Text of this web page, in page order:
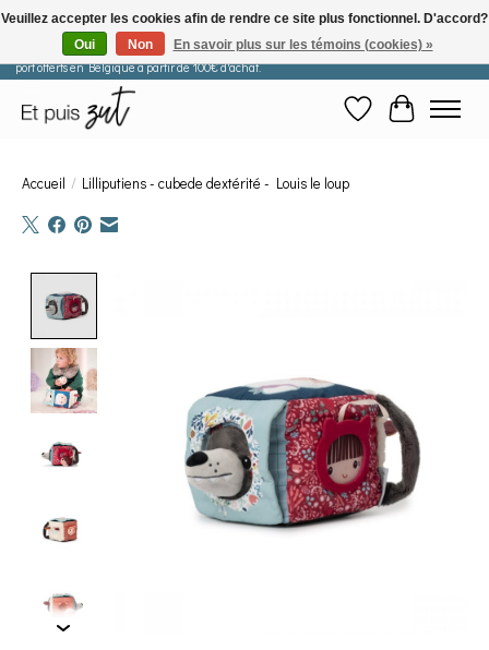
Les commandes passées après le 29 juillet seront expédiées à partir du 11 août. Frais de
port offerts en Belgique à partir de 100€ d'achat.
Liste de souhaits
Panier
Accueil / Lilliputiens - cubede dextérité - Louis le loup
Veuillez accepter les cookies afin de rendre ce site plus fonctionnel. D'accord?
Oui
Non En savoir plus sur les témoins (cookies) »